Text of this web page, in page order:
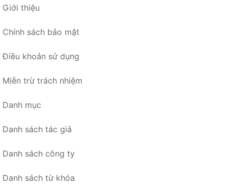
Giới thiệu
Chính sách bảo mật
Điều khoản sử dụng
Miễn trừ trách nhiệm
Danh mục
Danh sách tác giả
Danh sách công ty
Danh sách từ khóa